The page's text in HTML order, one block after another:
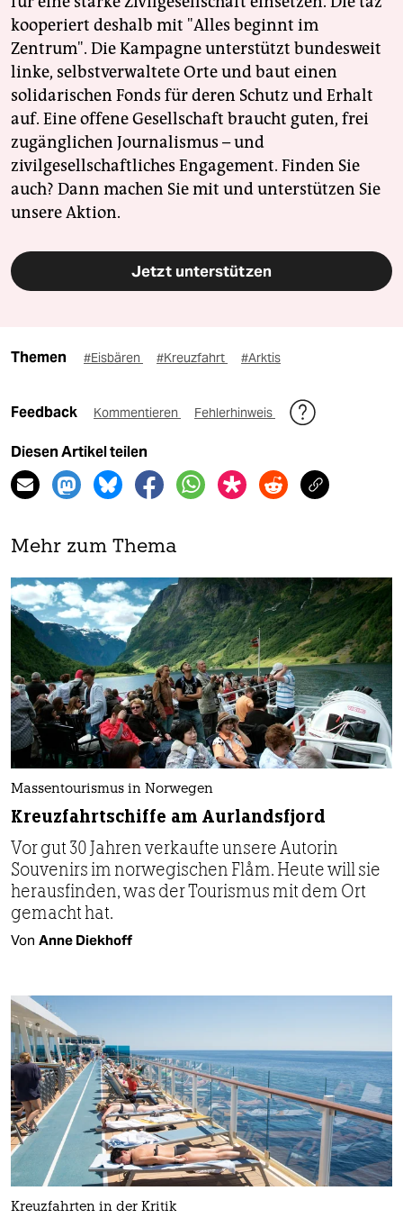
kooperiert deshalb mit "Alles beginnt im
Zentrum". Die Kampagne unterstützt bundesweit
linke, selbstverwaltete Orte und baut einen
solidarischen Fonds für deren Schutz und Erhalt
auf. Eine offene Gesellschaft braucht guten, frei
zugänglichen Journalismus – und
zivilgesellschaftliches Engagement. Finden Sie
auch? Dann machen Sie mit und unterstützen Sie
unsere Aktion.
Jetzt unterstützen
Themen #Eisbären #Kreuzfahrt #Arktis
Feedback Kommentieren Fehlerhinweis
Diesen Artikel teilen
Mehr zum Thema
Massentourismus in Norwegen
Kreuzfahrtschiffe am Aurlandsfjord
Vor gut 30 Jahren verkaufte unsere Autorin
Souvenirs im norwegischen Flåm. Heute will sie
herausfinden, was der Tourismus mit dem Ort
gemacht hat.
Von Anne Diekhoff
Kreuzfahrten in der Kritik